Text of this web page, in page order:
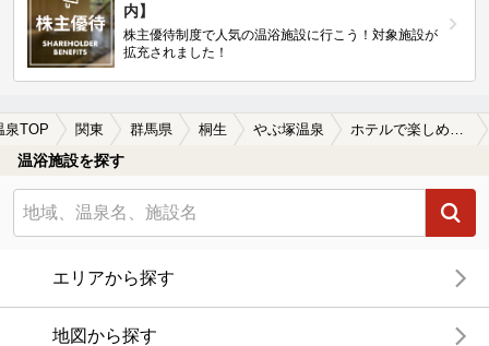
内】
株主優待制度で人気の温浴施設に行こう！対象施設が
拡充されました！
泉TOP 関東 群馬県 桐生 やぶ塚温泉
温浴施設を探す
エリアから探す
地図から探す